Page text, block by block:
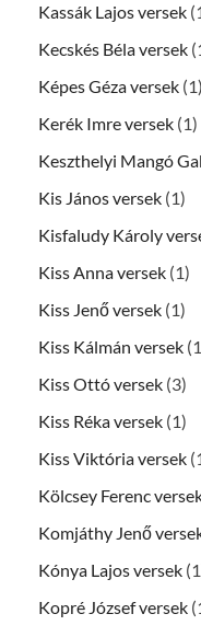
Kassák Lajos versek
Kecskés Béla versek
Képes Géza versek (1)
Kerék Imre versek (1)
Keszthelyi Mangó
Kis János versek (1)
Kisfaludy Károly
Kiss Anna versek (1)
Kiss Jenő versek (1)
Kiss Kálmán versek
Kiss Ottó versek (3)
Kiss Réka versek (1)
Kiss Viktória versek
Kölcsey Ferenc
Komjáthy Jenő
Kónya Lajos versek
Kopré József versek